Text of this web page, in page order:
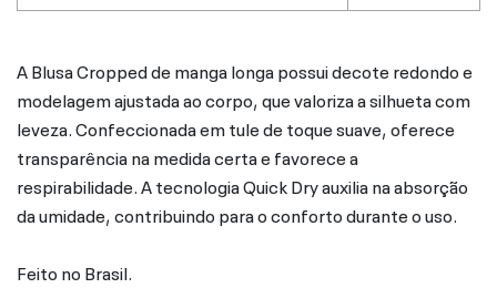
A Blusa Cropped de manga longa possui decote redondo e
modelagem ajustada ao corpo, que valoriza a silhueta com
leveza. Confeccionada em tule de toque suave, oferece
transparência na medida certa e favorece a
respirabilidade. A tecnologia Quick Dry auxilia na absorção
da umidade, contribuindo para o conforto durante o uso.
Feito no Brasil.